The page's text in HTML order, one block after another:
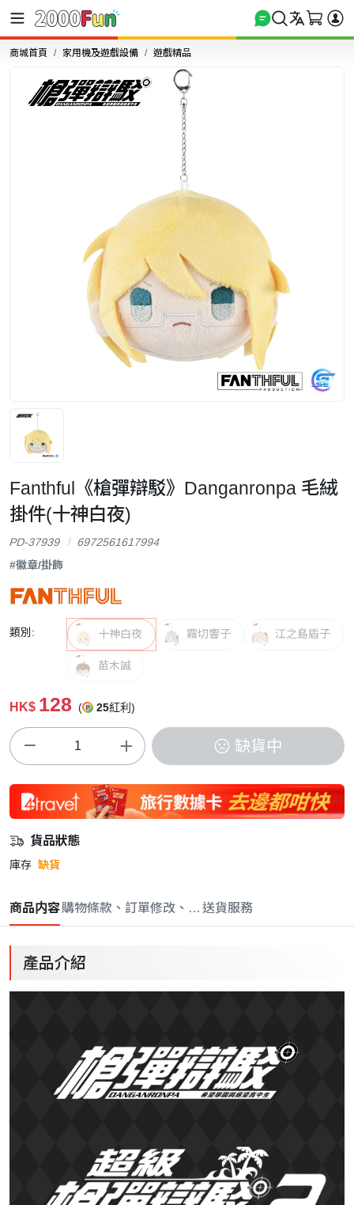
商城首頁 家用機及遊戲設備 遊戲精品
Fanthful《槍彈辯駁》Danganronpa 毛絨
掛件(十神白夜)
PD-37939
6972561617994
#徽章/掛飾
類別: 十神白夜 霧切響子 江之島盾子
苗木誠
HK$ 128 ( 25紅利)
缺貨中
貨品狀態
庫存 缺貨
商品内容購物條款、訂單修改、取消與退款政策
送貨服務
產品介紹